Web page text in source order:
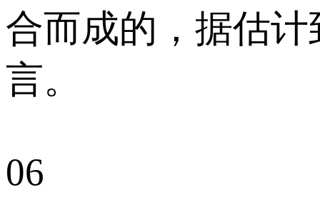
合而成的，据估
言。
06